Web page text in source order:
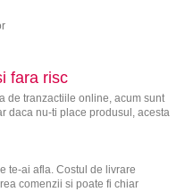
fara risc
de tranzactiile online, acum sunt
daca nu-ti place produsul, acesta
te-ai afla. Costul de livrare
comenzii si poate fi chiar